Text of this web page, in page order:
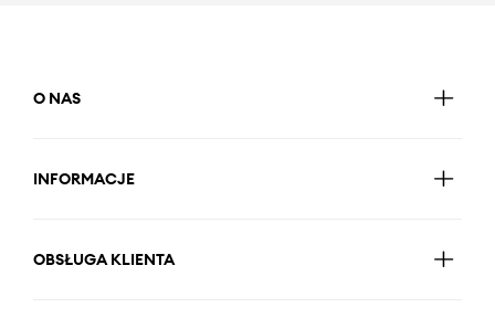
O NAS
INFORMACJE
OBSŁUGA KLIENTA